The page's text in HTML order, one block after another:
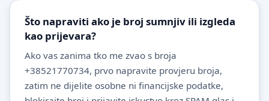
Što napraviti ako je broj sumnjiv ili izgleda
kao prijevara?
Ako vas zanima tko me zvao s broja
+38521770734, prvo napravite provjeru broja,
zatim ne dijelite osobne ni financijske podatke,